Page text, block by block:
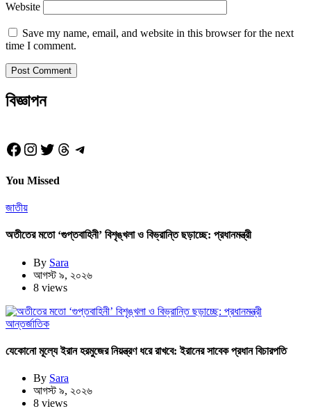
Website
Save my name, email, and website in this browser for the next
time I comment.
বিজ্ঞাপন
Facebook
Instagram
Twitter
Threads
Telegram
You Missed
জাতীয়
অতীতের মতো ‘গুপ্তবাহিনী’ বিশৃঙ্খলা ও বিভ্রান্তি ছড়াচ্ছে: প্রধানমন্ত্রী
By Sara
আগস্ট ৯, ২০২৬
8 views
আন্তর্জাতিক
যেকোনো মূল্যে ইরান হরমুজের নিয়ন্ত্রণ ধরে রাখবে: ইরানের সাবেক প্রধান বিচারপতি
By Sara
আগস্ট ৯, ২০২৬
8 views